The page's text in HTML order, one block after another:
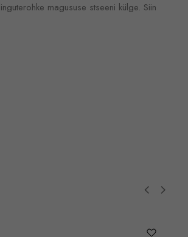
magususe stseeni külge. Siin